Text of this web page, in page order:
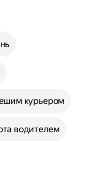
курьером
водителем